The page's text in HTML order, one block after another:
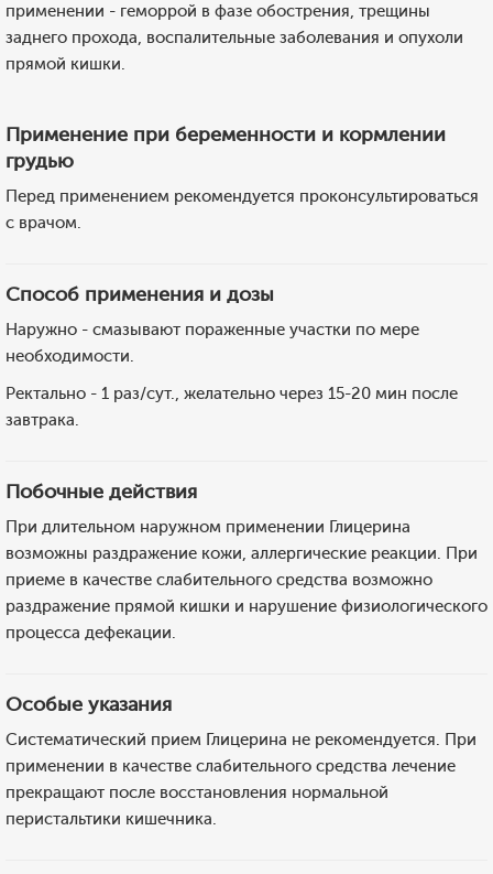
применении - геморрой в фазе обострения, трещины
заднего прохода, воспалительные заболевания и опухоли
прямой кишки.
Применение при беременности и кормлении
грудью
Перед применением рекомендуется проконсультироваться
с врачом.
Способ применения и дозы
Наружно - смазывают пораженные участки по мере
необходимости.
Ректально - 1 раз/сут., желательно через 15-20 мин после
завтрака.
Побочные действия
При длительном наружном применении Глицерина
возможны раздражение кожи, аллергические реакции. При
приеме в качестве слабительного средства возможно
раздражение прямой кишки и нарушение физиологического
процесса дефекации.
Особые указания
Систематический прием Глицерина не рекомендуется. При
применении в качестве слабительного средства лечение
прекращают после восстановления нормальной
перистальтики кишечника.